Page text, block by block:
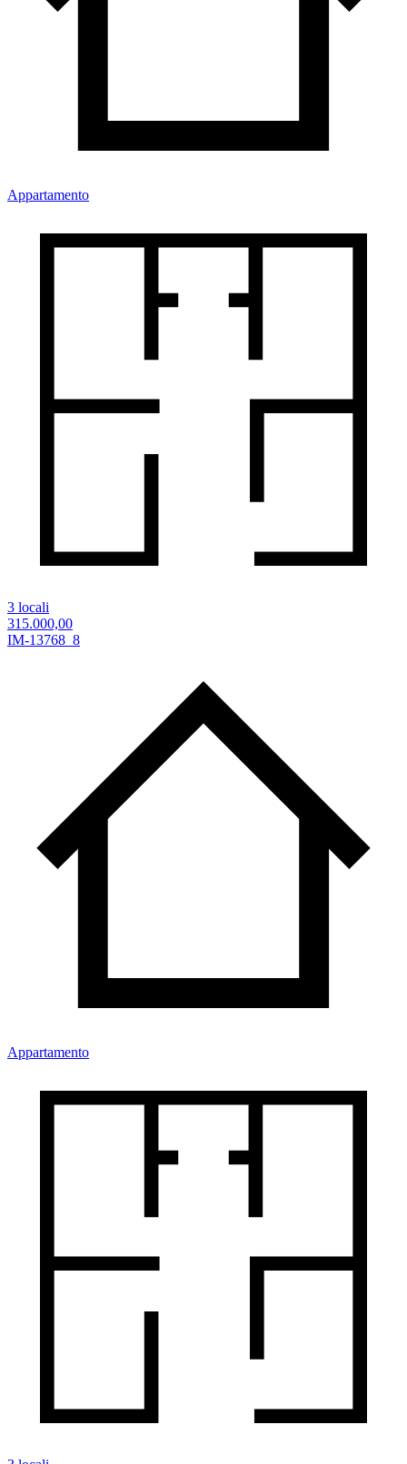
Appartamento
3 locali
315.000,00
IM-13768_8
Appartamento